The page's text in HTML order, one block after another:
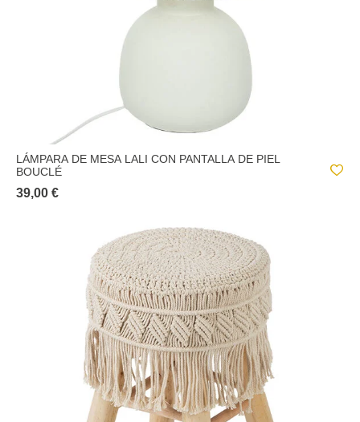
LÁMPARA DE MESA LALI CON PANTALLA DE PIEL
BOUCLÉ
39,00 €